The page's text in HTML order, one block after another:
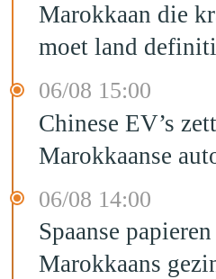
Marokkaan die
moet land
06/08 15:00
Chinese EV’s
Marokkaanse
06/08 14:00
Spaanse
Marokkaans